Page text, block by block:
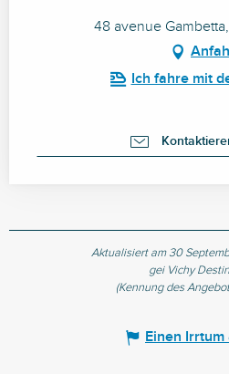
48 avenue
Ich fahre mit
Aktualisiert am 30
gei Vichy
(Kennung des
Einen Irrtum